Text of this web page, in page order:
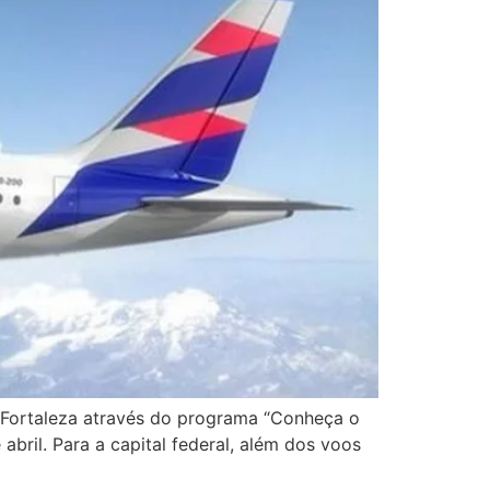
através do programa “Conheça o
Para a capital federal, além dos voos